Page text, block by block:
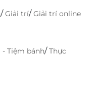
/Giải trí/Giải trí online
- Tiệm bánh/Thực